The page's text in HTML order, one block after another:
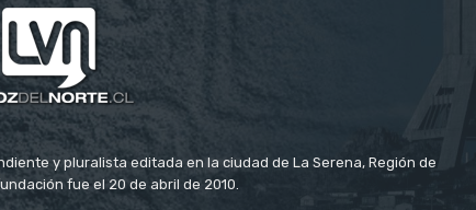
y pluralista editada en la ciudad de La Serena, Región de
fue el 20 de abril de 2010.